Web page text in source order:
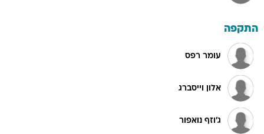
התקפה
עומר רפס
אלון וייסברג
ג'וזף נואפור